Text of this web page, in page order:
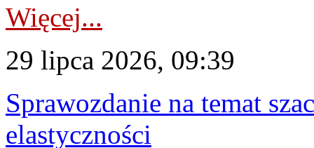
Więcej...
29 lipca 2026, 09:39
Sprawozdanie na temat
elastyczności